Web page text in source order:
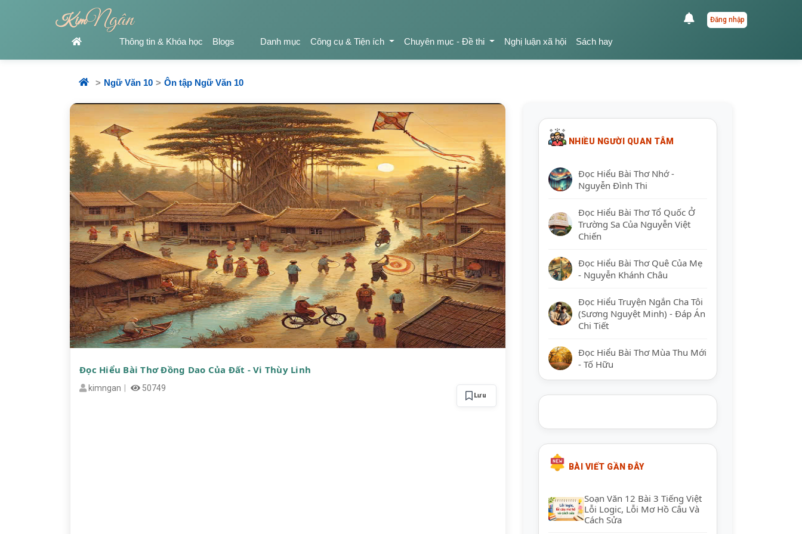
KimNgân Đăng nhập
Thông tin & Khóa học Blogs Danh mục Công cụ & Tiện ích Chuyên mục - Đề thi Nghị luận xã hội Sách hay
Ngữ Văn 10 Ôn tập Ngữ Văn 10
Đọc Hiểu Bài Thơ Đồng Dao Của Đất - Vi Thùy Linh
kimngan 50749
Lưu
NHIỀU NGƯỜI QUAN TÂM
Đọc Hiểu Bài Thơ Nhớ -
Nguyễn Đình Thi
Đọc Hiểu Bài Thơ Tổ Quốc Ở
Trường Sa Của Nguyễn Việt
Chiến
Đọc Hiểu Bài Thơ Quê Của Mẹ
- Nguyễn Khánh Châu
Đọc Hiểu Truyện Ngắn Cha Tôi
(Sương Nguyệt Minh) - Đáp Án
Chi Tiết
Đọc Hiểu Bài Thơ Mùa Thu Mới
- Tố Hữu
BÀI VIẾT GẦN ĐÂY
Soạn Văn 12 Bài 3 Tiếng Việt
Lỗi Logic, Lỗi Mơ Hồ Câu Và
Cách Sửa